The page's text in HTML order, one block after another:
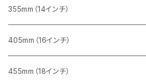
ヒューム管・U字溝切断用
鋳鉄管切断用
ヒューム管・U字溝切断用
FRP切断用
鋳鉄管切断用
ヒューム管・U字溝切断用
インターロッキング切断用
鋳鉄管切断用
ヒューム管・U字溝切断用
レンガ切断用
インターロッキング切断用
鋳鉄管切断用
ブロック切断用
レンガ切断用
インターロッキング切断用
一般道路カッター用
ブロック切断用
レンガ切断用
インターロッキング切断用
みかげ石（御影石）切断用
セグメント
セグメント（特殊凹凸加工チップ
鉄筋コンクリート切断用
セグメントタイプ
コンクリート切断用
355mm（14インチ）
みかげ石（御影石）切断用
セグメント
鉄筋コンクリート切断用
405mm（16インチ）
みかげ石（御影石）切断用
455mm（18インチ）